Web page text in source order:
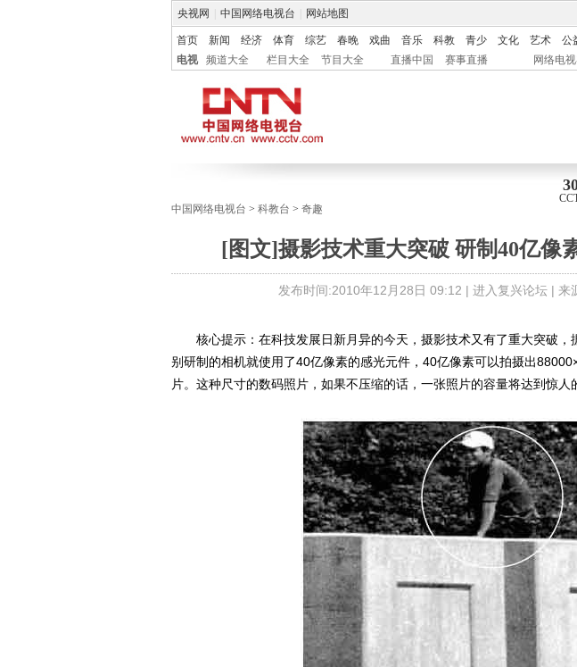
央视网 中国网络电视台 网站地图
首页 新闻 经济 体育 综艺 春晚 戏曲 音乐 科教 青少 文化 艺术 公
电视
频道大全 栏目大全 节目大全 直播中国 赛事直播 网络电
中国网络电视台 > 科教台 > 奇趣
[图文]摄影技术重大突破 研制40亿像
发布时间:2010年12月28日 09:12 | 进入复兴论坛| 来
核心提示：在科技发展日新月异的今天，摄影技术又有了重大突破，
别研制的相机就使用了40亿像素的感光元件，40亿像素可以拍摄出
片。这种尺寸的数码照片，如果不压缩的话，一张照片的容量将达到惊人